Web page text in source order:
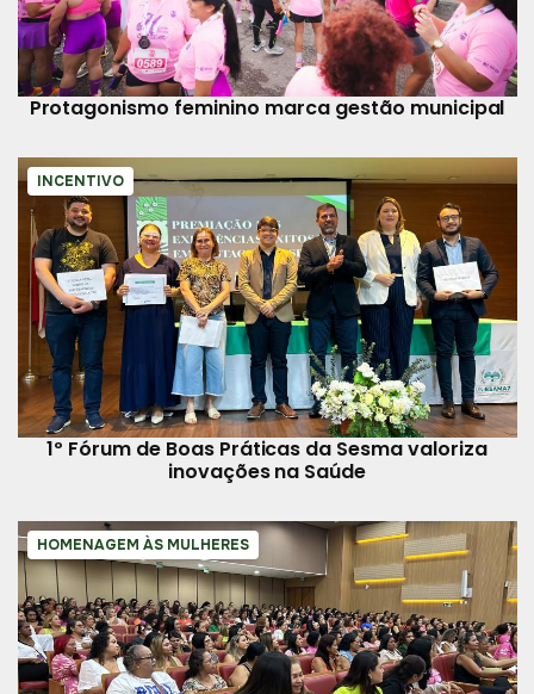
Protagonismo feminino marca gestão municipal
INCENTIVO
1º Fórum de Boas Práticas da Sesma valoriza
inovações na Saúde
HOMENAGEM ÀS MULHERES